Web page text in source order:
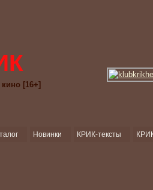
[16+]
Новинки КРИК-тексты